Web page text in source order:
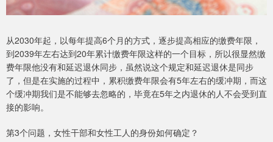
从2030年起，以每年提高6个月的方式，逐步提高相应的缴费年限，
到2039年左右达到20年累计缴费年限这样的一个目标，所以很显然缴
费年限他没有和延迟退休同步，虽然说这个规定和延迟退休是同步
了，但是在实施的过程中，累积缴费年限会有5年左右的缓冲期，而这
个缓冲期我们是不能够去忽略的，毕竟在5年之内退休的人不会受到直
接的影响。
第3个问题，女性干部和女性工人的身份如何确定？